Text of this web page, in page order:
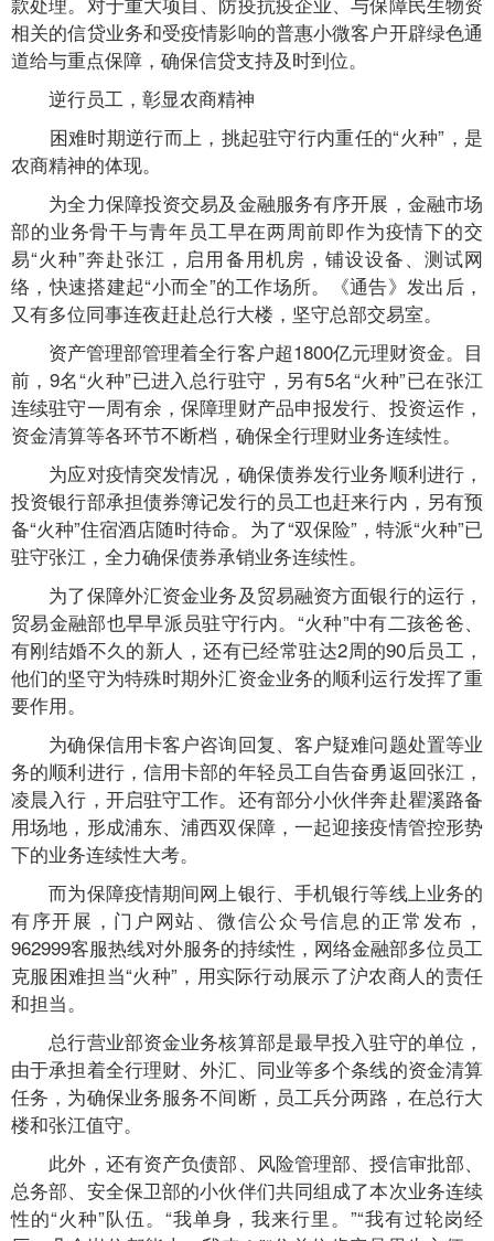
相关的信贷业务和受疫情影响的普惠小微客户开辟绿色通
道给与重点保障，确保信贷支持及时到位。
逆行员工，彰显农商精神
困难时期逆行而上，挑起驻守行内重任的“火种”，是
农商精神的体现。
为全力保障投资交易及金融服务有序开展，金融市场
部的业务骨干与青年员工早在两周前即作为疫情下的交
易“火种”奔赴张江，启用备用机房，铺设设备、测试网
络，快速搭建起“小而全”的工作场所。《通告》发出后，
又有多位同事连夜赶赴总行大楼，坚守总部交易室。
资产管理部管理着全行客户超1800亿元理财资金。目
前，9名“火种”已进入总行驻守，另有5名“火种”已在张江
连续驻守一周有余，保障理财产品申报发行、投资运作，
资金清算等各环节不断档，确保全行理财业务连续性。
为应对疫情突发情况，确保债券发行业务顺利进行，
投资银行部承担债券簿记发行的员工也赶来行内，另有预
备“火种”住宿酒店随时待命。为了“双保险”，特派“火种”已
驻守张江，全力确保债券承销业务连续性。
为了保障外汇资金业务及贸易融资方面银行的运行，
贸易金融部也早早派员驻守行内。“火种”中有二孩爸爸、
有刚结婚不久的新人，还有已经常驻达2周的90后员工，
他们的坚守为特殊时期外汇资金业务的顺利运行发挥了重
要作用。
为确保信用卡客户咨询回复、客户疑难问题处置等业
务的顺利进行，信用卡部的年轻员工自告奋勇返回张江，
凌晨入行，开启驻守工作。还有部分小伙伴奔赴瞿溪路备
用场地，形成浦东、浦西双保障，一起迎接疫情管控形势
下的业务连续性大考。
而为保障疫情期间网上银行、手机银行等线上业务的
有序开展，门户网站、微信公众号信息的正常发布，
962999客服热线对外服务的持续性，网络金融部多位员工
克服困难担当“火种”，用实际行动展示了沪农商人的责任
和担当。
总行营业部资金业务核算部是最早投入驻守的单位，
由于承担着全行理财、外汇、同业等多个条线的资金清算
任务，为确保业务服务不间断，员工兵分两路，在总行大
楼和张江值守。
此外，还有资产负债部、风险管理部、授信审批部、
总务部、安全保卫部的小伙伴们共同组成了本次业务连续
性的“火种”队伍。“我单身，我来行里。”“我有过轮岗经